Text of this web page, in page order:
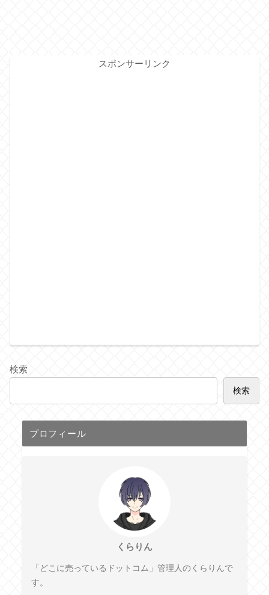
スポンサーリンク
検索
検索
プロフィール
くらりん
「どこに売っているドットコム」管理人のくらりんで
す。